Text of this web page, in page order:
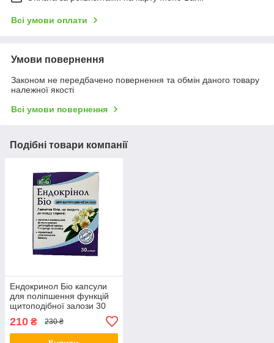
Всі умови оплати
Умови повернення
Законом не передбачено повернення та обмін даного товару
належної якості
Всі умови повернення
Подібні товари компанії
Ендокринол Біо капсули
для поліпшення функцій
щитоподібної залози 30
210 ₴ 230 ₴